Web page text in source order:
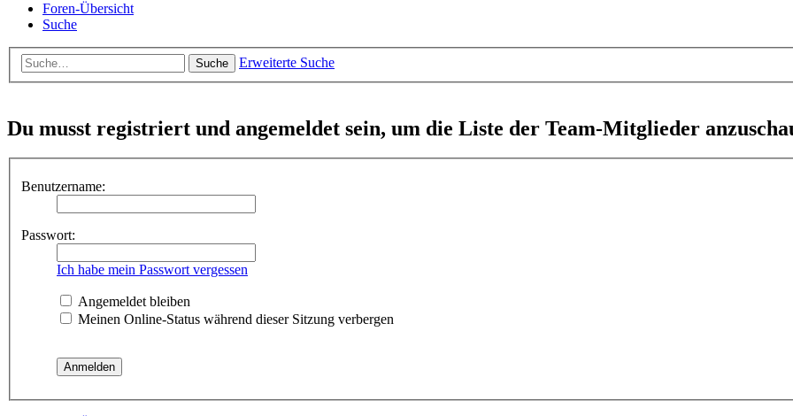
Foren-Übersicht
Suche
Suche Erweiterte Suche
Du musst registriert und angemeldet sein, um die Liste der Team-Mitglieder
Benutzername:
Passwort:
Ich habe mein Passwort vergessen
Angemeldet bleiben
Meinen Online-Status während dieser Sitzung verbergen